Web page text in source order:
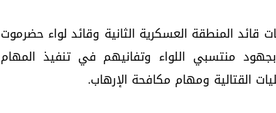
المنطقة العسكرية الثانية وقائد لواء حضرموت
منتسبي اللواء وتفانيهم في تنفيذ المهام
القتالية ومهام مكافحة الإرهاب.